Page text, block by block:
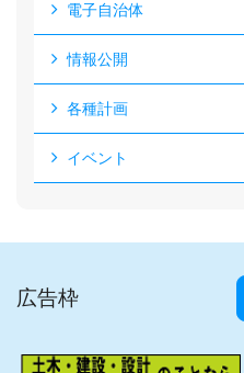
電子自治体
情報公開
各種計画
イベント
広告枠